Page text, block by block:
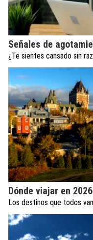
Señales de
¿Te sientes cansado sin
Dónde viajar en 2026
Los destinos que todos